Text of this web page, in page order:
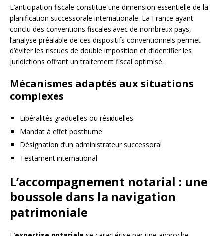
L’anticipation fiscale constitue une dimension essentielle de la
planification successorale internationale. La France ayant
conclu des conventions fiscales avec de nombreux pays,
l’analyse préalable de ces dispositifs conventionnels permet
d’éviter les risques de double imposition et d’identifier les
juridictions offrant un traitement fiscal optimisé.
Mécanismes adaptés aux situations
complexes
Libéralités graduelles ou résiduelles
Mandat à effet posthume
Désignation d’un administrateur successoral
Testament international
L’accompagnement notarial : une
boussole dans la navigation
patrimoniale